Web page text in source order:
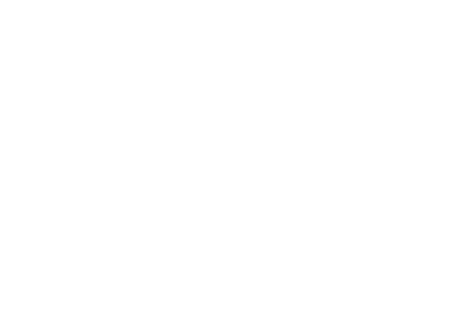
an Dritte erfolgt ausschließlich nach
Interesse- gespeichert und verarbeitet.
gelöscht. Ebenso werden
Widerspruch einzulegen. Dieser
seine Daten im System des KSC Puderbach
und verarbeitet werden. Dies entspricht dem
veröffentlicht werden.